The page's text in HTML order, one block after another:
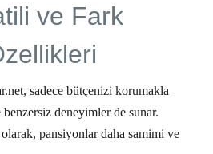
ve Fark
, sadece bütçenizi korumakla
deneyimler de sunar.
pansiyonlar daha samimi ve